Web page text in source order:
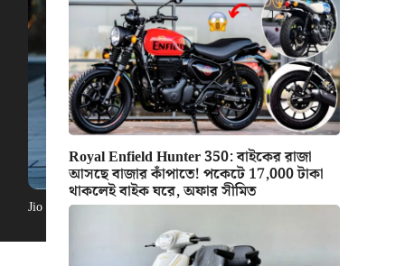
Jio Electric Cycle: বিরাট সুখবর, দাম স্মার্টফোনের থেকেও কম! চমৎকার লুক
Royal Enfield Hunter 350: বাইকের রাজা
আসছে বাজার কাঁপাতে! পকেটে 17,000 টাকা
থাকলেই বাইক ঘরে, অফার সীমিত